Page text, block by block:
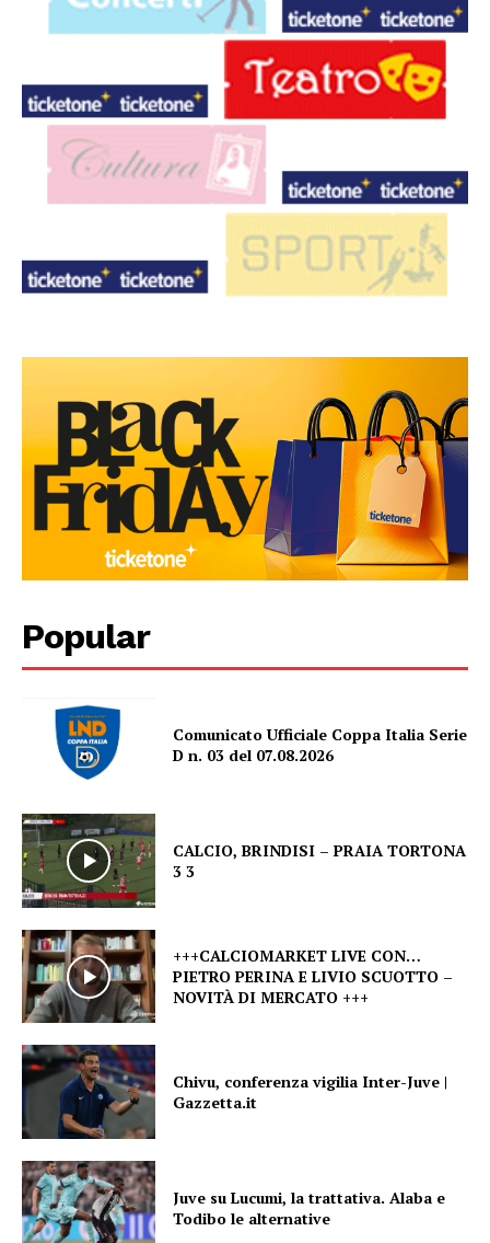
Popular
Comunicato Ufficiale Coppa Italia Serie
D n. 03 del 07.08.2026
CALCIO, BRINDISI – PRAIA TORTONA
3 3
+++CALCIOMARKET LIVE CON…
PIETRO PERINA E LIVIO SCUOTTO –
NOVITÀ DI MERCATO +++
Chivu, conferenza vigilia Inter-Juve |
Gazzetta.it
Juve su Lucumi, la trattativa. Alaba e
Todibo le alternative